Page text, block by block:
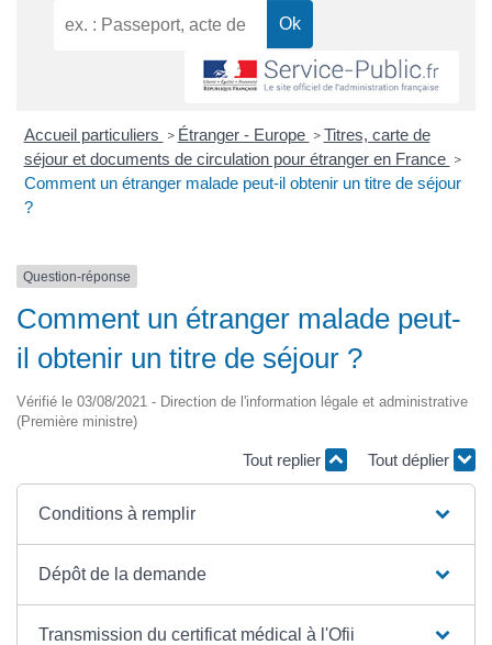
Accueil particuliers > Étranger - Europe > Titres, carte de
séjour et documents de circulation pour étranger en France >
Comment un étranger malade peut-il obtenir un titre de séjour
?
Question-réponse
Comment un étranger malade peut-
il obtenir un titre de séjour ?
Vérifié le 03/08/2021 - Direction de l'information légale et administrative
(Première ministre)
Tout replier Tout déplier
Conditions à remplir
Dépôt de la demande
Transmission du certificat médical à l'Ofii